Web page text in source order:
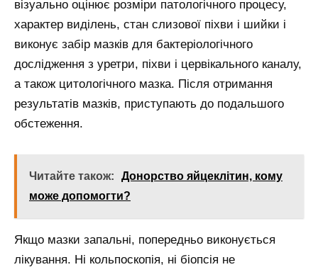
візуально оцінює розміри патологічного процесу,
характер виділень, стан слизової піхви і шийки і
виконує забір мазків для бактеріологічного
дослідження з уретри, піхви і цервікального каналу,
а також цитологічного мазка. Після отримання
результатів мазків, приступають до подальшого
обстеження.
Читайте також:
Донорство яйцеклітин, кому
може допомогти?
Якщо мазки запальні, попередньо виконується
лікування. Ні кольпоскопія, ні біопсія не